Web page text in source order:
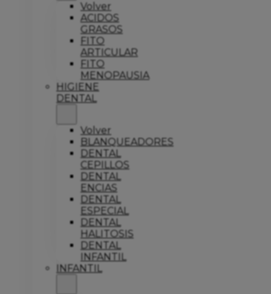
Volver
ACIDOS
GRASOS
FITO
ARTICULAR
FITO
MENOPAUSIA
HIGIENE
DENTAL
Volver
BLANQUEADORES
DENTAL
CEPILLOS
DENTAL
ENCIAS
DENTAL
ESPECIAL
DENTAL
HALITOSIS
DENTAL
INFANTIL
INFANTIL